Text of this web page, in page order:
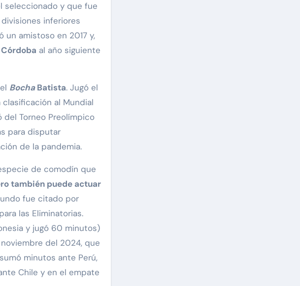
seleccionado y que fue
inferiores
amistoso en 2017 y,
al año siguiente
BochaBatista. Jugó el
al Mundial
Torneo Preolímpico
para disputar
de la pandemia.
de comodín que
también puede actuar
fue citado por
las Eliminatorias.
y jugó 60 minutos)
del 2024, que
minutos ante Perú,
Chile y en el empate